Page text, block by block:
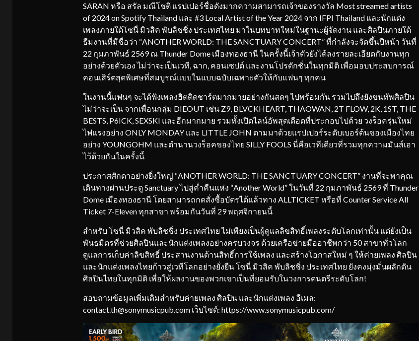
SARAN หรือ สรัล มณีโชติ แรปเปอร์ชื่อดังมากความสามารถเจ้าของรางวัล Most streamed artists
of 2024 on Spotify Thailand และ #3 Local Artist of the Year 2024 จาก IFPI Thailand และนักแต่ง
เพลงภายใต้โซนี่ มิวสิค พับลิชชิ่ง ประเทศไทย มาในบทบาทใหม่ในฐานะผู้จัดงาน และศิลปินภายใต้
ธีมงานที่มีชื่อว่า “ANOTHER WORLD: THE SANCTUARY CONCERT” ที่กำลังจะจัดขึ้นปีหน้า วันที่
22 กุมภาพันธ์ 2569 ณ Thunder Dome เมืองทองธานี ในครั้งนี้เจ้าตัวยังได้ลงรายละเอียดกับงานทุก
อย่างด้วยตัวเอง ไม่ว่าจะเป็นเวที, ฉาก, คอนเซปต์ และงานโปรดักชั่นในทุกมิติ เพื่อมอบประสบการณ์
คอนเสิร์ตสุดพิเศษที่สมบูรณ์แบบในแบบฉบับเฉพาะตัวให้กับแฟนๆ ทุกคน
ในงานนี้แฟนๆ จะได้ฟังเพลงฮิตติดชาร์ตมากมายอย่างกันสดๆ ไปพร้อมกัน รวมไปถึงยังขนทัพศิลปิน
ไม่ว่าจะเป็น จากเพื่อนกลุ่ม DIEOUT เช่น Z9, BLVCKHEART, THAOWAN, 2T FLOW, 2K, 1ST, THE
BESTS, P6ICK, SEXSKI และอีกมากมาย รวมทั้งเปิดไลน์อัพสุดเดือดที่ประกอบไปด้วย วงร็อครุ่นใหม่
ไฟแรงอย่าง ONLY MONDAY และ LITTLE JOHN ตามมาด้วยแรปเปอร์ระดับเบอร์ต้นของเมืองไทย
อย่าง YOUNGOHM และตำนานวงร็อคของไทย SILLY FOOLS นี่คือเวทีเดียวที่รวมทุกความมันส์เอา
ไว้ด้วยกันในครั้งนี้
ประกาศศักดาอย่างยิ่งใหญ่ “ANOTHER WORLD: THE SANCTUARY CONCERT” งานที่จะพาคุณ
เดินทางผ่านประตู Sanctuary ไปสู่ค่ำคืนแห่ง “Another World” ในวันที่ 22 กุมภาพันธ์ 2569 ที่ Thunder
Dome เมืองทองธานี โดยสามารถกดสั่งซื้อบัตรได้แล้วทาง ALLTICKET หรือที่ Counter Service All
Ticket 7-Eleven ทุกสาขา พร้อมกันวันที่ 29 พฤศจิกายนนี้
สำหรับ โซนี่ มิวสิค พับลิชชิ่ง ประเทศไทย ไม่เพียงเป็นผู้ดูแลลิขสิทธิ์เพลงระดับโลกเท่านั้น แต่ยังเป็น
พันธมิตรที่ช่วยศิลปินและนักแต่งเพลงอย่างครบวงจร ด้วยเครือข่ายมืออาชีพกว่า 50 สาขาทั่วโลก
ดูแลการเก็บค่าลิขสิทธิ์ ประสานงานด้านสิทธิ์การใช้เพลง และสร้างโอกาสใหม่ ๆ ให้ค่ายเพลง ศิลปิน
และนักแต่งเพลงไทยก้าวสู่เวทีโลกอย่างยั่งยืน โซนี่ มิวสิค พับลิชชิ่ง ประเทศไทย ยังคงมุ่งมั่นผลักดัน
ศิลปินไทยในทุกมิติ เพื่อให้ผลงานของพวกเขาเป็นที่ยอมรับในวงการดนตรีระดับโลก!
สอบถามข้อมูลเพิ่มเติมสำหรับค่ายเพลง ศิลปิน และนักแต่งเพลง อีเมล:
contact.th@sonymusicpub.com เว็บไซต์: https://www.sonymusicpub.com/